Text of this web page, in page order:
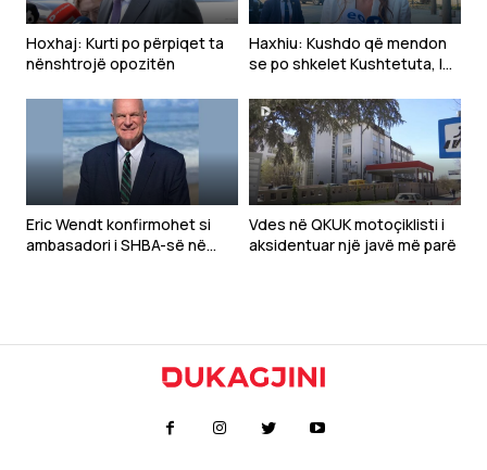
Hoxhaj: Kurti po përpiqet ta
nënshtrojë opozitën
Haxhiu: Kushdo që mendon
se po shkelet Kushtetuta, le
Kushtetuese
Eric Wendt konfirmohet si
ambasadori i SHBA-së në
Vdes në QKUK motoçiklisti i
aksidentuar një javë më parë